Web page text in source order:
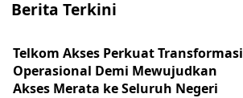
Berita Terkini
Telkom Akses Perkuat Transformasi
Operasional Demi Mewujudkan
Akses Merata ke Seluruh Negeri